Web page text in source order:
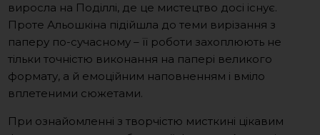
виросла на Поділлі, де це мистецтво досі існує.
Проте Альошкіна підійшла до теми вирізання з
паперу по-сучасному – її роботи захоплюють не
тільки точністю виконання на папері великого
формату, а й емоційним наповненням і вміло
вплетеними сюжетами.
При ознайомленні з творчістю мисткині цікавим